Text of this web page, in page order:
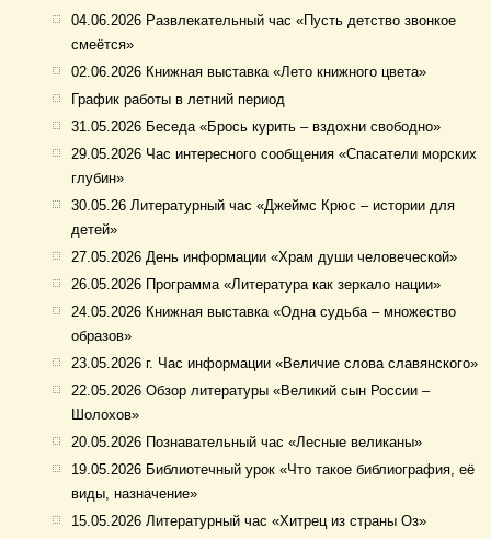
04.06.2026 Развлекательный час «Пусть детство звонкое
смеётся»
02.06.2026 Книжная выставка «Лето книжного цвета»
График работы в летний период
31.05.2026 Беседа «Брось курить – вздохни свободно»
29.05.2026 Час интересного сообщения «Спасатели морских
глубин»
30.05.26 Литературный час «Джеймс Крюс – истории для
детей»
27.05.2026 День информации «Храм души человеческой»
26.05.2026 Программа «Литература как зеркало нации»
24.05.2026 Книжная выставка «Одна судьба – множество
образов»
23.05.2026 г. Час информации «Величие слова славянского»
22.05.2026 Обзор литературы «Великий сын России –
Шолохов»
20.05.2026 Познавательный час «Лесные великаны»
19.05.2026 Библиотечный урок «Что такое библиография, её
виды, назначение»
15.05.2026 Литературный час «Хитрец из страны Оз»